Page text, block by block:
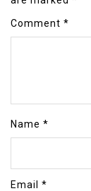
Comment *
Name *
Email *